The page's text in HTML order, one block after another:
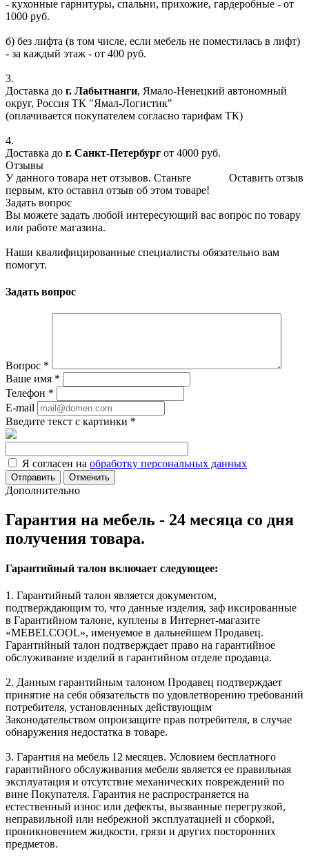
- кухонные гарнитуры, спальни, прихожие, гардеробные - от
1000 руб.
б) без лифта (в том числе, если мебель не поместилась в лифт)
- за каждый этаж - от 400 руб.
3.
Доставка до г. Лабытнанги, Ямало-Ненецкий автономный
округ, Россия ТК "Ямал-Логистик"
(оплачивается покупателем согласно тарифам ТК)
4.
Доставка до г. Санкт-Петербург от 4000 руб.
Отзывы
Оставить отзыв
У данного товара нет отзывов. Станьте
первым, кто оставил отзыв об этом товаре!
Задать вопрос
Вы можете задать любой интересующий вас вопрос по товару
или работе магазина.
Наши квалифицированные специалисты обязательно вам
помогут.
Задать вопрос
Вопрос *
Ваше имя *
Телефон *
E-mail
Введите текст с картинки *
Я согласен на обработку персональных данных
Отменить
Дополнительно
Гарантия на мебель - 24 месяца со дня
получения товара.
Гарантийный талон включает следующее:
1. Гарантийный талон является документом,
подтверждающим то, что данные изделия, заф иксированные
в Гарантийном талоне, куплены в Интернет-магазите
«MEBELCOOL», именуемое в дальнейшем Продавец.
Гарантийный талон подтверждает право на гарантийное
обслуживание изделий в гарантийном отделе продавца.
2. Данным гарантийным талоном Продавец подтверждает
принятие на себя обязательств по удовлетворению требований
потребителя, установленных действующим
Законодательством опроизащите прав потребителя, в случае
обнаружения недостатка в товаре.
3. Гарантия на мебель 12 месяцев. Условием бесплатного
гарантийного обслуживания мебели является ее правильная
эксплуатация и отсутствие механических повреждений по
вине Покупателя. Гарантия не распространяется на
естественный износ или дефекты, вызванные перегрузкой,
неправильной или небрежной эксплуатацией и сборкой,
проникновением жидкости, грязи и других посторонних
предметов.